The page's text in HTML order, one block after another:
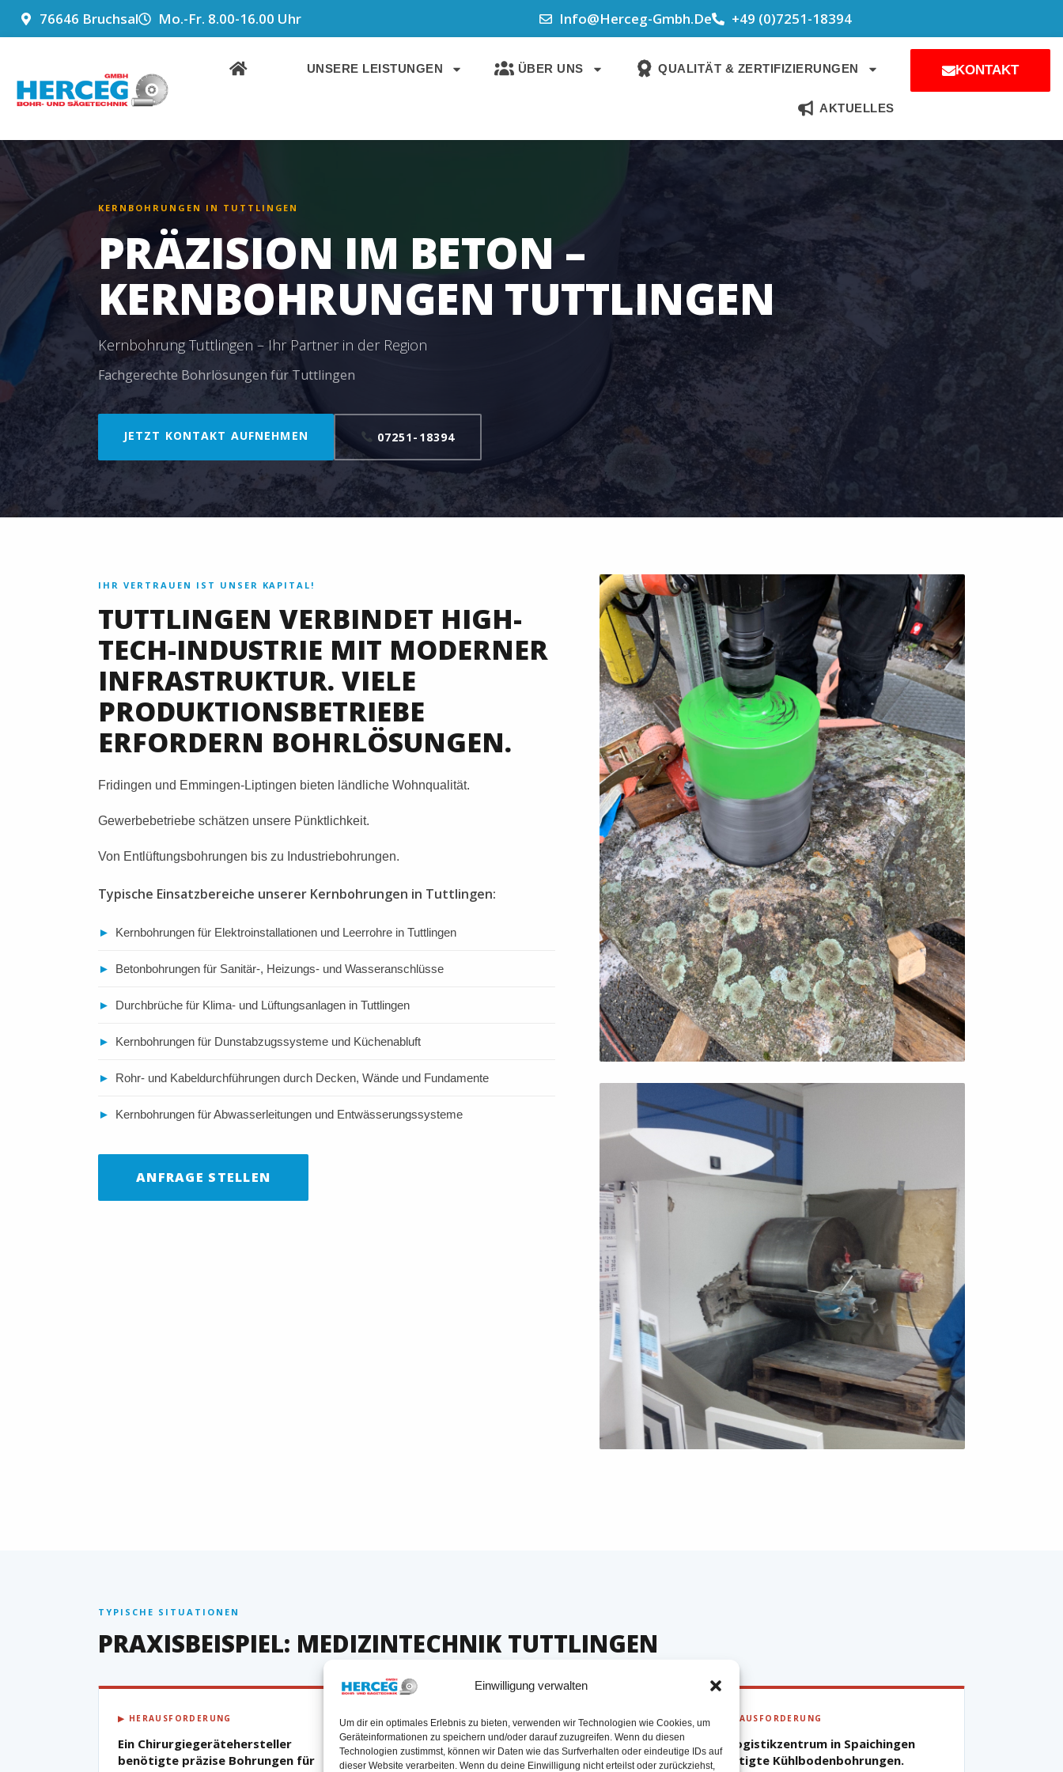
Einwilligung verwalten
Um dir ein optimales Erlebnis zu bieten, verwenden wir Technologien wie Cookies, um
Geräteinformationen zu speichern und/oder darauf zuzugreifen. Wenn du diesen
Technologien zustimmst, können wir Daten wie das Surfverhalten oder eindeutige IDs auf
dieser Website verarbeiten. Wenn du deine Einwilligung nicht erteilst oder zurückziehst,
ZUM
INHALT
76646 Bruchsal Mo.-Fr. 8.00-16.00 Uhr Info@herceg-Gmbh.de +49 (0)7251-18394
UNSERE LEISTUNGEN ÜBER UNS QUALITÄT & ZERTIFIZIERUNGEN
AKTUELLES
KONTAKT
KERNBOHRUNGEN IN TUTTLINGEN
PRÄZISION IM BETON –
KERNBOHRUNGEN TUTTLINGEN
Kernbohrung Tuttlingen – Ihr Partner in der Region
Fachgerechte Bohrlösungen für Tuttlingen
JETZT KONTAKT AUFNEHMEN 07251-18394
IHR VERTRAUEN IST UNSER KAPITAL!
TUTTLINGEN VERBINDET HIGH-
TECH-INDUSTRIE MIT MODERNER
INFRASTRUKTUR. VIELE
PRODUKTIONSBETRIEBE
ERFORDERN BOHRLÖSUNGEN.
Fridingen und Emmingen-Liptingen bieten ländliche Wohnqualität.
Gewerbebetriebe schätzen unsere Pünktlichkeit.
Von Entlüftungsbohrungen bis zu Industriebohrungen.
Typische Einsatzbereiche unserer Kernbohrungen in Tuttlingen:
► Kernbohrungen für Elektroinstallationen und Leerrohre in Tuttlingen
► Betonbohrungen für Sanitär-, Heizungs- und Wasseranschlüsse
► Durchbrüche für Klima- und Lüftungsanlagen in Tuttlingen
► Kernbohrungen für Dunstabzugssysteme und Küchenabluft
► Rohr- und Kabeldurchführungen durch Decken, Wände und Fundamente
► Kernbohrungen für Abwasserleitungen und Entwässerungssysteme
ANFRAGE STELLEN
TYPISCHE SITUATIONEN
PRAXISBEISPIEL: MEDIZINTECHNIK TUTTLINGEN
▶ HERAUSFORDERUNG
Ein Chirurgiegerätehersteller
benötigte präzise Bohrungen für
▶ HERAUSFORDERUNG
Eine Privatvilla in Mühlheim brauchte
Entlüftungsbohrungen. Der Boden war
▶ HERAUSFORDERUNG
Ein Logistikzentrum in Spaichingen
benötigte Kühlbodenbohrungen.